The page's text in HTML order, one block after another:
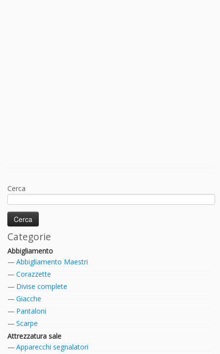
Cerca
Categorie
Abbigliamento
Abbigliamento Maestri
Corazzette
Divise complete
Giacche
Pantaloni
Scarpe
Attrezzatura sale
Apparecchi segnalatori